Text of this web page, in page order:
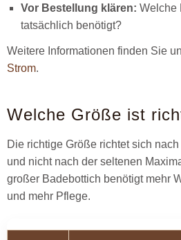
Vor Bestellung klären: Welche
tatsächlich benötigt?
Weitere Informationen finden Sie
Strom.
Welche Größe ist
Die richtige Größe richtet sich
und nicht nach der seltenen
großer Badebottich benötigt mehr
und mehr Pflege.